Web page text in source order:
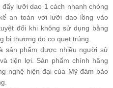
lưỡi dao 1 cách nhanh chóng
an toàn với lưỡi dao lồng vào
đối khi không sử dụng bằng
bị thương do cọ quẹt trúng.
sản phẩm được nhiều người sử
tiện lợi. Sản phẩm chính hãng
nghệ hiện đại của Mỹ đảm bảo